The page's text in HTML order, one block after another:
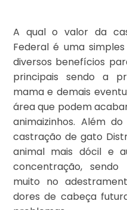
A qual o valor da
Federal é uma
diversos benefícios
principais sendo a
mama e demais
área que podem
animaizinhos. Além
castração de gato
animal mais dócil e
concentração,
muito no
dores de cabeça